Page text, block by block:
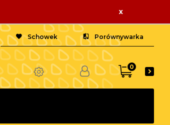
x
Schowek Porównywarka
0